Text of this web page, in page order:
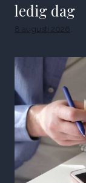
ledig dag
8 augusti 2026